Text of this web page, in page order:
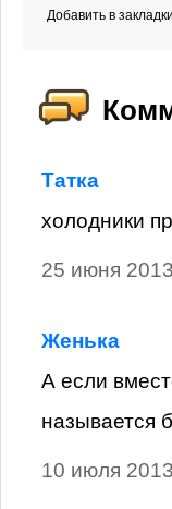
Добавить в
Татка
холодники
25 июня
Женька
А если
называется
10 июля